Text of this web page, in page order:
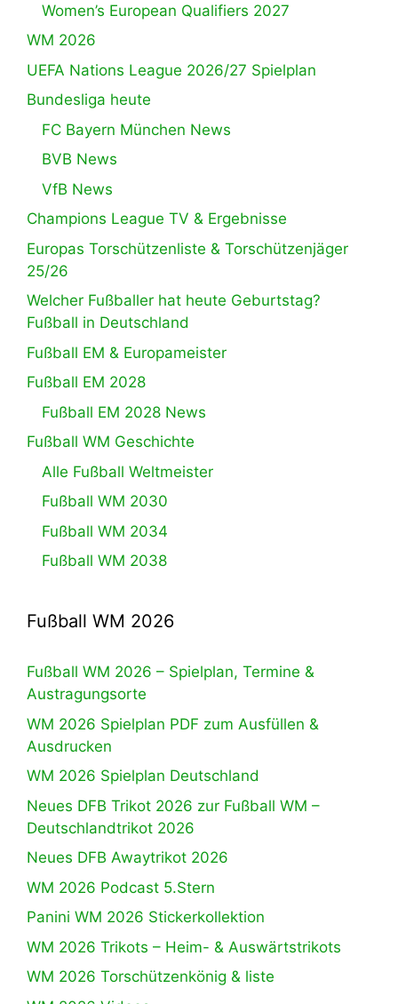
Women’s European Qualifiers 2027
WM 2026
UEFA Nations League 2026/27 Spielplan
Bundesliga heute
FC Bayern München News
BVB News
VfB News
Champions League TV & Ergebnisse
Europas Torschützenliste & Torschützenjäger
25/26
Welcher Fußballer hat heute Geburtstag?
Fußball in Deutschland
Fußball EM & Europameister
Fußball EM 2028
Fußball EM 2028 News
Fußball WM Geschichte
Alle Fußball Weltmeister
Fußball WM 2030
Fußball WM 2034
Fußball WM 2038
Fußball WM 2026
Fußball WM 2026 – Spielplan, Termine &
Austragungsorte
WM 2026 Spielplan PDF zum Ausfüllen &
Ausdrucken
WM 2026 Spielplan Deutschland
Neues DFB Trikot 2026 zur Fußball WM –
Deutschlandtrikot 2026
Neues DFB Awaytrikot 2026
WM 2026 Podcast 5.Stern
Panini WM 2026 Stickerkollektion
WM 2026 Trikots – Heim- & Auswärtstrikots
WM 2026 Torschützenkönig & liste